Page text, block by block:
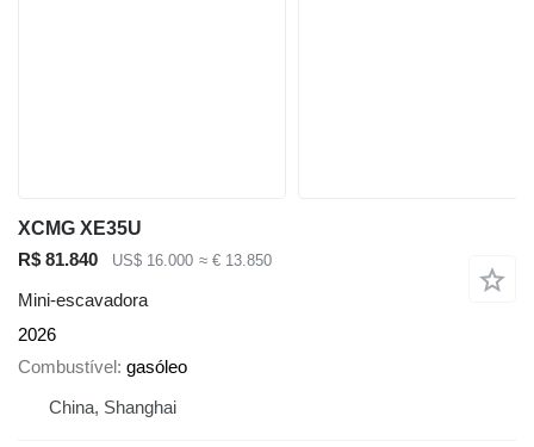
XCMG XE35U
R$ 81.840
US$ 16.000 ≈ € 13.850
Mini-escavadora
2026
Combustível gasóleo
China, Shanghai